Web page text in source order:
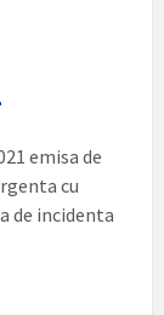
emisa de
cu
de incidenta